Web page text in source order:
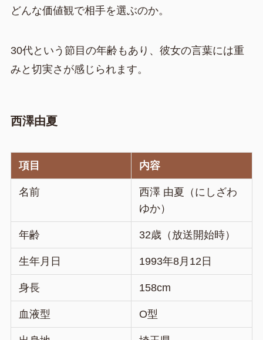
どんな価値観で相手を選ぶのか。
30代という節目の年齢もあり、彼女の言葉には重
みと切実さが感じられます。
西澤由夏
項目 内容
名前
西澤 由夏（にしざわ
ゆか）
年齢 32歳（放送開始時）
生年月日 1993年8月12日
身長 158cm
血液型 O型